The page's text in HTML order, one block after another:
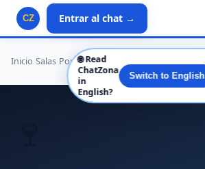
CZ Entrar al chat →
Inicio Salas Portugal›Porto
🌐 Read
ChatZona
in
English?
Switch to English